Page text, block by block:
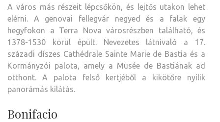
A város más részeit lépcsőkön, és lejtős utakon lehet
elérni. A genovai fellegvár negyed és a falak egy
hegyfokon a Terra Nova városrészben található, és
1378-1530 körül épült. Nevezetes látnivaló a 17.
századi díszes Cathédrale Sainte Marie de Bastia és a
Kormányzói palota, amely a Musée de Bastiának ad
otthont. A palota felső kertjéből a kikötőre nyílik
panorámás kilátás.
Bonifacio